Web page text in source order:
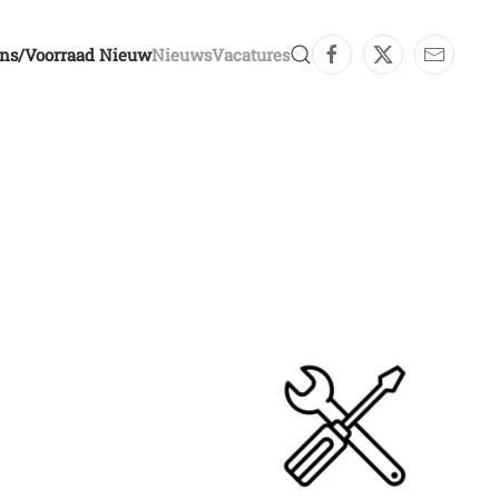
voorraad NieuwNieuwsVacatures